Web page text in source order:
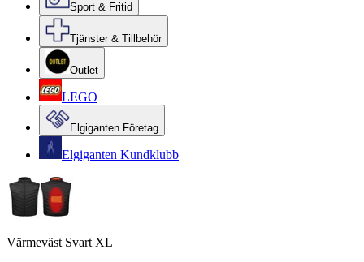
Sport & Fritid
Tjänster & Tillbehör
Outlet
LEGO
Elgiganten Företag
Elgiganten Kundklubb
Värmeväst Svart XL